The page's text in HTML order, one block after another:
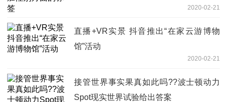
2020-02-21
直播+VR实景 抖音推出“在家云游博物
馆”活动
2020-02-21
接管世界事实果真如此吗??波士顿动力
Spot现实世界试验给出答案